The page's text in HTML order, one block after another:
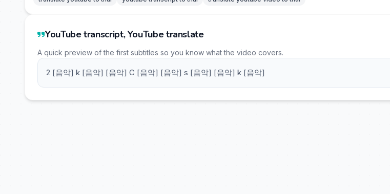
YouTube transcript, YouTube translate
A quick preview of the first subtitles so you know what the video covers.
2 [음악] k [음악] [음악] C [음악] [음악] s [음악] [음악] k [음악]